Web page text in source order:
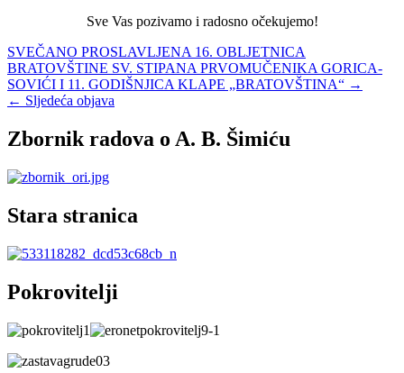
Sve Vas pozivamo i radosno očekujemo!
Navigacija
objava
SVEČANO PROSLAVLJENA 16. OBLJETNICA
BRATOVŠTINE SV. STIPANA PRVOMUČENIKA GORICA-
SOVIĆI I 11. GODIŠNJICA KLAPE „BRATOVŠTINA“ →
← Sljedeća objava
Zbornik radova o A. B. Šimiću
Stara stranica
Pokrovitelji